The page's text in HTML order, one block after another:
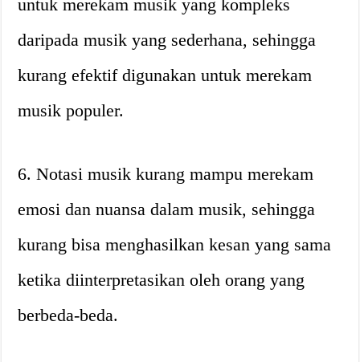
untuk merekam musik yang kompleks
daripada musik yang sederhana, sehingga
kurang efektif digunakan untuk merekam
musik populer.
6. Notasi musik kurang mampu merekam
emosi dan nuansa dalam musik, sehingga
kurang bisa menghasilkan kesan yang sama
ketika diinterpretasikan oleh orang yang
berbeda-beda.